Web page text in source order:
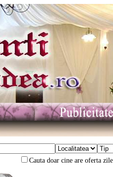
Cauta doar cine are oferta